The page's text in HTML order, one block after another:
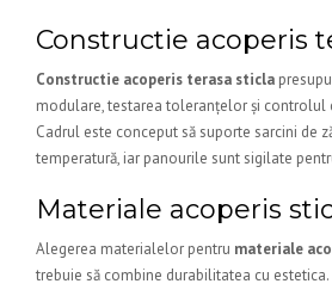
Constructie acoperis
Constructie acoperis terasa sticla
modulare, testarea toleranțelor și controlul
Cadrul este conceput să suporte sarcini de
temperatură, iar panourile sunt sigilate
Materiale acoperis
Alegerea materialelor pentru materiale
trebuie să combine durabilitatea cu